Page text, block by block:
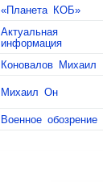
«Планета КОБ»
Актуальная
информация
Коновалов Михаил
Михаил Он
Военное обозрение